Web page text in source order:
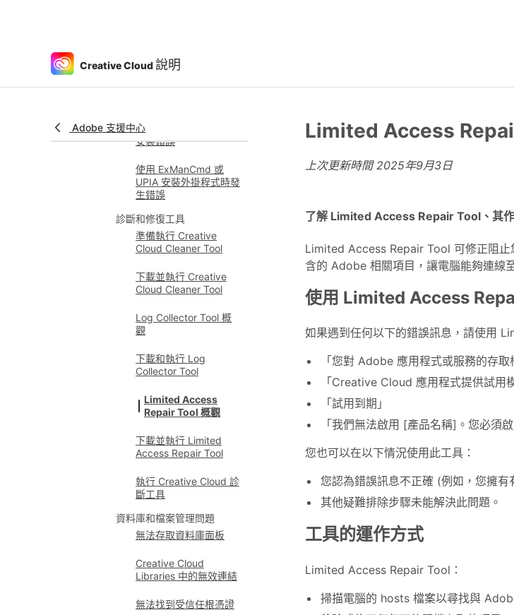
Creative Cloud說明
Adobe 支援中心
外掛程式安裝問題
在 Adobe Exchange 上
應用程式內的外掛程式
安裝錯誤
使用 ExManCmd 或
UPIA 安裝外掛程式時發
生錯誤
診斷和修復工具
準備執行 Creative
Cloud Cleaner Tool
下載並執行 Creative
Cloud Cleaner Tool
Log Collector Tool 概
觀
下載和執行 Log
Collector Tool
Limited Access
Repair Tool 概觀
下載並執行 Limited
Access Repair Tool
執行 Creative Cloud 診
斷工具
資料庫和檔案管理問題
無法存取資料庫面板
Creative Cloud
Libraries 中的無效連結
無法找到受信任根憑證
Limited Access
上次更新時間2025年9月3日
了解 Limited Access Repair Tool、其作
Limited Access Repair Tool 可修正阻
含的 Adobe 相關項目，讓電腦能夠連線
使用 Limited Access
如果遇到任何以下的錯誤訊息，請使用
「您對 Adobe 應用程式或服務的存取
「Creative Cloud 應用程式提供試用
「試用到期」
「我們無法啟用 [產品名稱]。您必須
您也可以在以下情況使用此工具：
您認為錯誤訊息不正確 (例如，您擁有
其他疑難排除步驟未能解決此問題。
工具的運作方式
Limited Access Repair Tool：
掃描電腦的 hosts 檔案以尋找與